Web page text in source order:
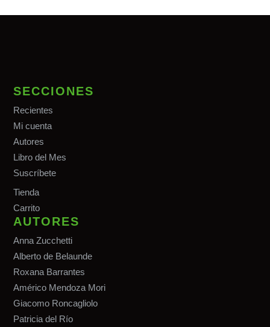
SECCIONES
Recientes
Mi cuenta
Autores
Libro del Mes
Suscríbete
Tienda
Carrito
AUTORES
Anna Zucchetti
Alberto de Belaunde
Roxana Barrantes
Américo Mendoza Mori
Giacomo Roncagliolo
Patricia del Río